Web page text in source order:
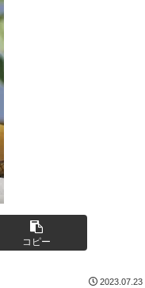
コピー
2023.07.23